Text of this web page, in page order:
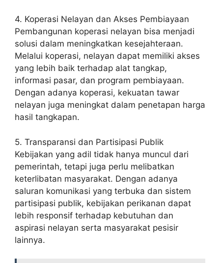
4. Koperasi Nelayan dan Akses Pembiayaan
Pembangunan koperasi nelayan bisa menjadi
solusi dalam meningkatkan kesejahteraan.
Melalui koperasi, nelayan dapat memiliki akses
yang lebih baik terhadap alat tangkap,
informasi pasar, dan program pembiayaan.
Dengan adanya koperasi, kekuatan tawar
nelayan juga meningkat dalam penetapan harga
hasil tangkapan.
5. Transparansi dan Partisipasi Publik
Kebijakan yang adil tidak hanya muncul dari
pemerintah, tetapi juga perlu melibatkan
keterlibatan masyarakat. Dengan adanya
saluran komunikasi yang terbuka dan sistem
partisipasi publik, kebijakan perikanan dapat
lebih responsif terhadap kebutuhan dan
aspirasi nelayan serta masyarakat pesisir
lainnya.